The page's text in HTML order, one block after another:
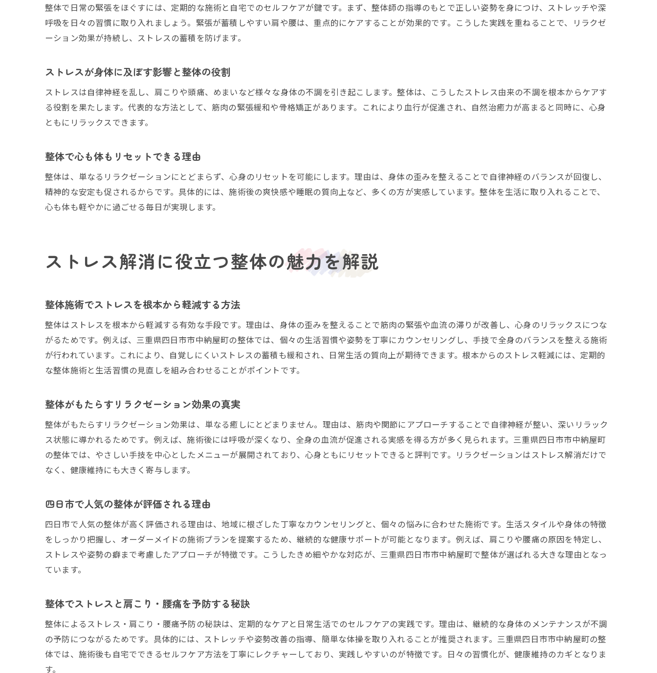
整体で日常的不調を根本から解消する秘訣
整体習慣がもたらす健康維持の秘訣
整体でリラクゼーションを体験する喜び
整体施術で心からリラックスできる理由
整体で日常の疲れをリセットする方法
整体で日常の緊張をほぐすには、定期的な施術と自宅でのセルフケアが鍵です。まず、整体師の指導のもとで正しい姿勢を身につけ、ストレッチや深
呼吸を日々の習慣に取り入れましょう。緊張が蓄積しやすい肩や腰は、重点的にケアすることが効果的です。こうした実践を重ねることで、リラクゼ
ーション効果が持続し、ストレスの蓄積を防げます。
ストレスが身体に及ぼす影響と整体の役割
ストレスは自律神経を乱し、肩こりや頭痛、めまいなど様々な身体の不調を引き起こします。整体は、こうしたストレス由来の不調を根本からケアす
る役割を果たします。代表的な方法として、筋肉の緊張緩和や骨格矯正があります。これにより血行が促進され、自然治癒力が高まると同時に、心身
ともにリラックスできます。
整体で心も体もリセットできる理由
整体は、単なるリラクゼーションにとどまらず、心身のリセットを可能にします。理由は、身体の歪みを整えることで自律神経のバランスが回復し、
精神的な安定も促されるからです。具体的には、施術後の爽快感や睡眠の質向上など、多くの方が実感しています。整体を生活に取り入れることで、
心も体も軽やかに過ごせる毎日が実現します。
ストレス解消に役立つ整体の魅力を解説
整体施術でストレスを根本から軽減する方法
整体はストレスを根本から軽減する有効な手段です。理由は、身体の歪みを整えることで筋肉の緊張や血流の滞りが改善し、心身のリラックスにつな
がるためです。例えば、三重県四日市市中納屋町の整体では、個々の生活習慣や姿勢を丁寧にカウンセリングし、手技で全身のバランスを整える施術
が行われています。これにより、自覚しにくいストレスの蓄積も緩和され、日常生活の質向上が期待できます。根本からのストレス軽減には、定期的
な整体施術と生活習慣の見直しを組み合わせることがポイントです。
整体がもたらすリラクゼーション効果の真実
整体がもたらすリラクゼーション効果は、単なる癒しにとどまりません。理由は、筋肉や関節にアプローチすることで自律神経が整い、深いリラック
ス状態に導かれるためです。例えば、施術後には呼吸が深くなり、全身の血流が促進される実感を得る方が多く見られます。三重県四日市市中納屋町
の整体では、やさしい手技を中心としたメニューが展開されており、心身ともにリセットできると評判です。リラクゼーションはストレス解消だけで
なく、健康維持にも大きく寄与します。
四日市で人気の整体が評価される理由
四日市で人気の整体が高く評価される理由は、地域に根ざした丁寧なカウンセリングと、個々の悩みに合わせた施術です。生活スタイルや身体の特徴
をしっかり把握し、オーダーメイドの施術プランを提案するため、継続的な健康サポートが可能となります。例えば、肩こりや腰痛の原因を特定し、
ストレスや姿勢の癖まで考慮したアプローチが特徴です。こうしたきめ細やかな対応が、三重県四日市市中納屋町で整体が選ばれる大きな理由となっ
ています。
整体でストレスと肩こり・腰痛を予防する秘訣
整体によるストレス・肩こり・腰痛予防の秘訣は、定期的なケアと日常生活でのセルフケアの実践です。理由は、継続的な身体のメンテナンスが不調
の予防につながるためです。具体的には、ストレッチや姿勢改善の指導、簡単な体操を取り入れることが推奨されます。三重県四日市市中納屋町の整
体では、施術後も自宅でできるセルフケア方法を丁寧にレクチャーしており、実践しやすいのが特徴です。日々の習慣化が、健康維持のカギとなりま
す。